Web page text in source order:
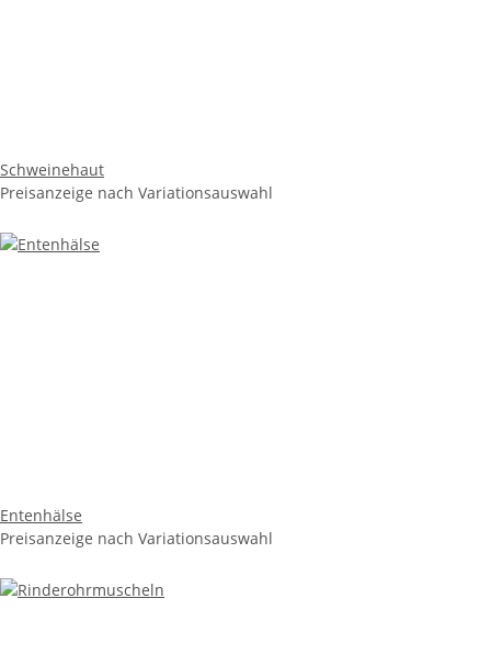
Schweinehaut
Preisanzeige nach Variationsauswahl
Entenhälse
Preisanzeige nach Variationsauswahl